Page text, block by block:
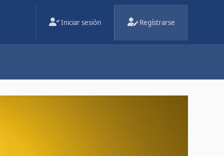
Iniciar sesión Regístrarse